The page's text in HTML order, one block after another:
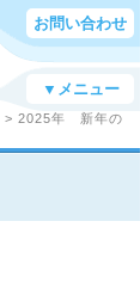
お問い合わせ
▼メニュー
> 2025年 新年の